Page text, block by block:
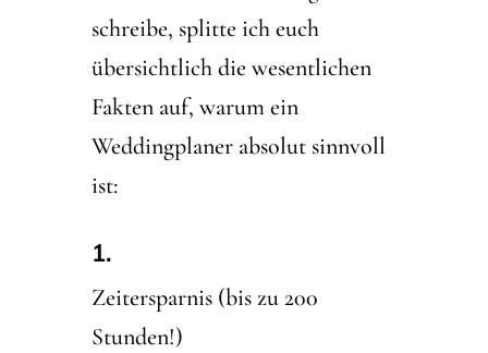
schreibe, splitte ich euch
übersichtlich die wesentlichen
Fakten auf, warum ein
Weddingplaner absolut sinnvoll
ist:
Zeitersparnis (bis zu 200
Stunden!)